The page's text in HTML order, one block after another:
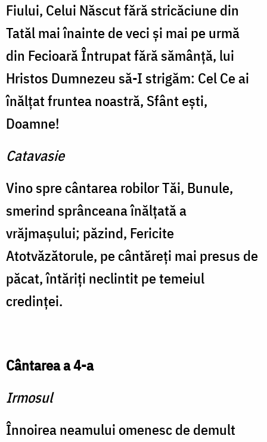
Fiului, Celui Născut fără stricăciune din
Tatăl mai înainte de veci şi mai pe urmă
din Fecioară Întrupat fără sămânţă, lui
Hristos Dumnezeu să-I strigăm: Cel Ce ai
înălţat fruntea noastră, Sfânt eşti,
Doamne!
Catavasie
Vino spre cântarea robilor Tăi, Bunule,
smerind sprânceana înălţată a
vrăjmaşului; păzind, Fericite
Atotvăzătorule, pe cântăreţi mai presus de
păcat, întăriţi neclintit pe temeiul
credinţei.
Cântarea a 4-a
Irmosul
Înnoirea neamului omenesc de demult